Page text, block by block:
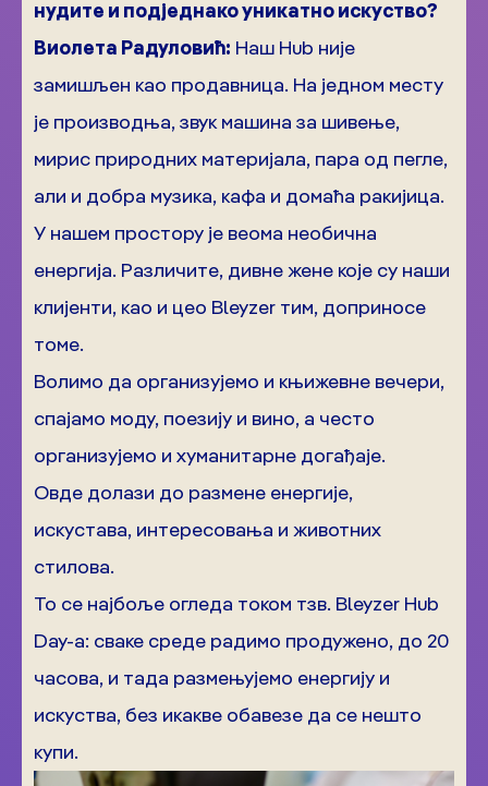
нудите и подједнако уникатно искуство?
Виолета Радуловић: Наш Hub није
замишљен као продавница. На једном месту
је производња, звук машина за шивење,
мирис природних материјала, пара од пегле,
али и добра музика, кафа и домаћа ракијица.
У нашем простору је веома необична
енергија. Различите, дивне жене које су наши
клијенти, као и цео Bleyzer тим, доприносе
томе.
Волимо да организујемо и књижевне вечери,
спајамо моду, поезију и вино, а често
организујемо и хуманитарне догађаје.
Овде долази до размене енергије,
искустава, интересовања и животних
стилова.
То се најбоље огледа током тзв. Bleyzer Hub
Day-а: сваке среде радимо продужено, до 20
часова, и тада размењујемо енергију и
искуства, без икакве обавезе да се нешто
купи.